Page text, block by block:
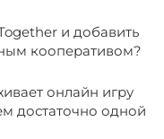
и добавить
кооперативом?
онлайн игру
достаточно одной